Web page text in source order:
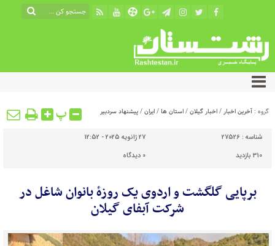
گروه : آخرین اخبار/اخبار گیلان/استان ها/ایران/پیشنهاد سردبیر پ
شناسه : 27526
27 ژانویه 2025 - 12:52
310 بازدید
0 دیدگاه
برپایی گلگشت و اردوی یک روزۀ بانوان شاغل در
شرکت آبفای گیلان